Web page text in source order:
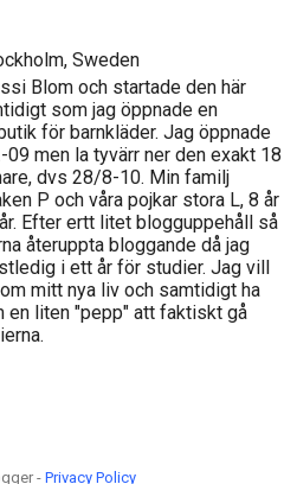
Sweden
Blom och startade den här
som jag öppnade en
för barnkläder. Jag öppnade
men la tyvärr ner den exakt 18
dvs 28/8-10. Min familj
P och våra pojkar stora L, 8 år
Efter ertt litet blogguppehåll så
återuppta bloggande då jag
i ett år för studier. Jag vill
mitt nya liv och samtidigt ha
en liten "pepp" att faktiskt gå
-Privacy Policy